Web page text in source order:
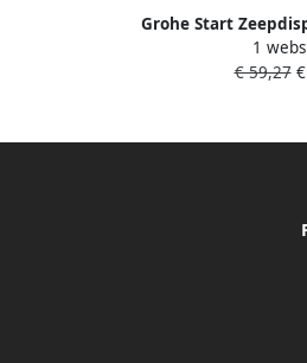
Grohe Start
rvs-look
1
€ 59,27€